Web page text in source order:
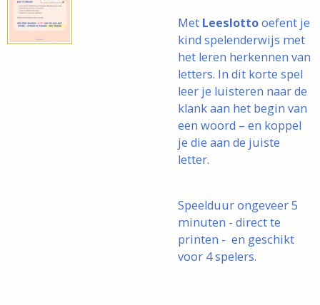
Met Leeslottooefent je
kind spelenderwijs met
het leren herkennen van
letters. In dit korte spel
leer je luisteren naar de
klank aan het begin van
een woord – en koppel
je die aan de juiste
letter.
Speelduur ongeveer 5
minuten - direct te
printen - en geschikt
voor 4 spelers.